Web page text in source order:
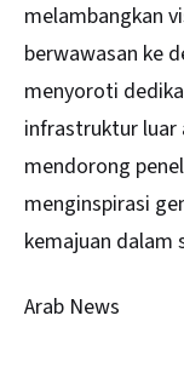
melambangkan
berwawasan ke
menyoroti
infrastruktur luar
mendorong
menginspirasi
kemajuan dalam
Arab News